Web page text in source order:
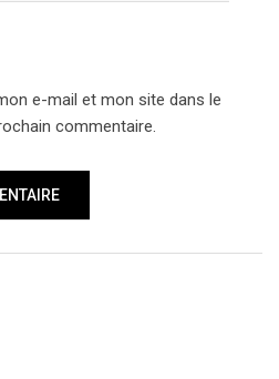
e-mail et mon site dans le
commentaire.